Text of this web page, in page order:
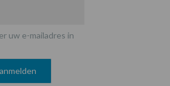
uw e-mailadres in